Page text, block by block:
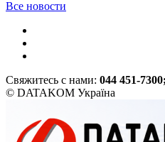
Все новости
Свяжитесь с нами: 044 451-
© DATAKOM Україна